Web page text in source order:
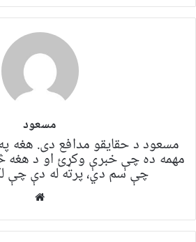
مسعود
مسعود د حقایقو مدافع دی. هغه
مهمه ده چې خبرې وکړئ او د هغه
چې سم دي، پرته له دې